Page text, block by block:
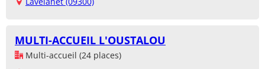
MULTI-ACCUEIL L'OUSTALOU
Multi-accueil (24 places)